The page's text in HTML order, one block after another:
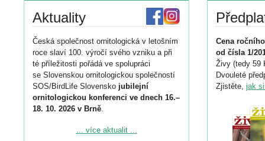
Aktuality
Česká společnost ornitologická v letošním
roce slaví 100. výročí svého vzniku a při
té příležitosti pořádá ve spolupráci
se Slovenskou ornitologickou společností
SOS/BirdLife Slovensko jubilejní
ornitologickou konferenci ve dnech 16.–
18. 10. 2026 v Brně.
Podrobnější informace ke konferenci
... více aktualit ...
Cena
od čísla 1/
Živy (tedy 59
Dvouleté
Zjistěte, jak